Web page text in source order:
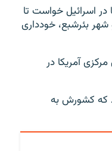
در اسرائیل خواست تا
بئرشبع، خودداری
آمریکا در
که کشورش به